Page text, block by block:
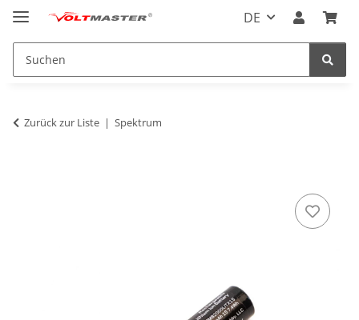
DE
Zurück zur Liste Spektrum